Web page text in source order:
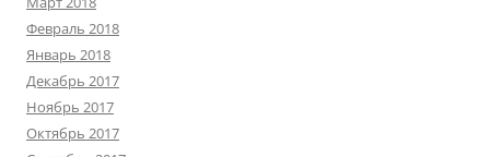
Февраль 2018
Январь 2018
Декабрь 2017
Ноябрь 2017
Октябрь 2017